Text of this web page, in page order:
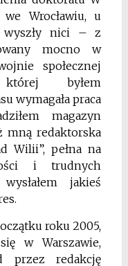
Wrocławiu, u
wyszły nici – z
mocno w
społecznej
byłem
wymagała praca
magazyn
mną redaktorska
Wilii”, pełna na
i trudnych
jakieś
roku 2005,
w Warszawie,
przez redakcję